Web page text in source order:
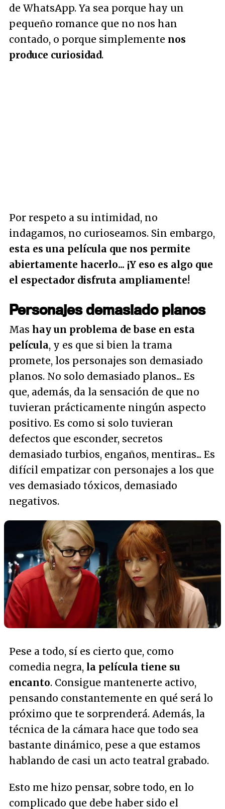
de WhatsApp. Ya sea porque hay un
pequeño romance que no nos han
contado, o porque simplemente nos
produce curiosidad.
Por respeto a su intimidad, no
indagamos, no curioseamos. Sin embargo,
esta es una película que nos permite
abiertamente hacerlo... ¡Y eso es algo que
el espectador disfruta ampliamente!
Personajes demasiado planos
Mas hay un problema de base en esta
película, y es que si bien la trama
promete, los personajes son demasiado
planos. No solo demasiado planos... Es
que, además, da la sensación de que no
tuvieran prácticamente ningún aspecto
positivo. Es como si solo tuvieran
defectos que esconder, secretos
demasiado turbios, engaños, mentiras... Es
difícil empatizar con personajes a los que
ves demasiado tóxicos, demasiado
negativos.
Pese a todo, sí es cierto que, como
comedia negra, la película tiene su
encanto. Consigue mantenerte activo,
pensando constantemente en qué será lo
próximo que te sorprenderá. Además, la
técnica de la cámara hace que todo sea
bastante dinámico, pese a que estamos
hablando de casi un acto teatral grabado.
Esto me hizo pensar, sobre todo, en lo
complicado que debe haber sido el